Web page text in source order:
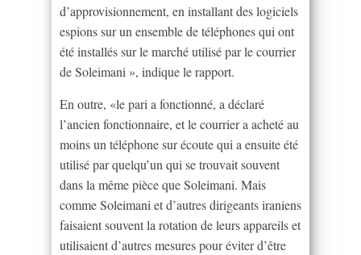
d’approvisionnement, en installant des logiciels
espions sur un ensemble de téléphones qui ont
été installés sur le marché utilisé par le courrier
de Soleimani », indique le rapport.
En outre, «le pari a fonctionné, a déclaré
l’ancien fonctionnaire, et le courrier a acheté au
moins un téléphone sur écoute qui a ensuite été
utilisé par quelqu’un qui se trouvait souvent
dans la même pièce que Soleimani. Mais
comme Soleimani et d’autres dirigeants iraniens
faisaient souvent la rotation de leurs appareils et
utilisaient d’autres mesures pour éviter d’être